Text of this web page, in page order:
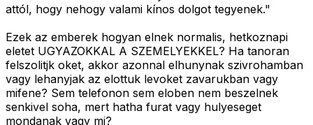
attól, hogy nehogy valami kínos dolgot tegyenek."
Ezek az emberek hogyan elnek normalis, hetkoznapi
eletet UGYAZOKKAL A SZEMELYEKKEL? Ha tanoran
felszolitjk oket, akkor azonnal elhunynak szivrohamban
vagy lehanyjak az elottuk levoket zavarukban vagy
mifene? Sem telefonon sem eloben nem beszelnek
senkivel soha, mert hatha furat vagy hulyeseget
mondanak vagy mi?